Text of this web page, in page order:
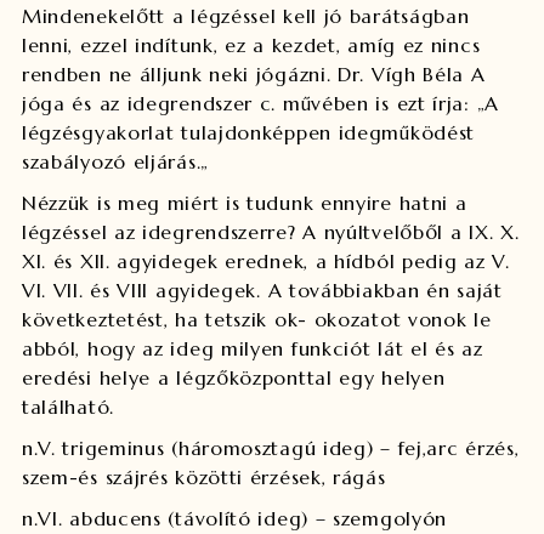
Mindenekelőtt a légzéssel kell jó barátságban
lenni, ezzel indítunk, ez a kezdet, amíg ez nincs
rendben ne álljunk neki jógázni. Dr. Vígh Béla A
jóga és az idegrendszer c. művében is ezt írja: „A
légzésgyakorlat tulajdonképpen idegműködést
szabályozó eljárás.„
Nézzük is meg miért is tudunk ennyire hatni a
légzéssel az idegrendszerre? A nyúltvelőből a IX. X.
XI. és XII. agyidegek erednek, a hídból pedig az V.
VI. VII. és VIII agyidegek. A továbbiakban én saját
következtetést, ha tetszik ok- okozatot vonok le
abból, hogy az ideg milyen funkciót lát el és az
eredési helye a légzőközponttal egy helyen
található.
n.V. trigeminus (háromosztagú ideg) – fej,arc érzés,
szem-és szájrés közötti érzések, rágás
n.VI. abducens (távolító ideg) – szemgolyón